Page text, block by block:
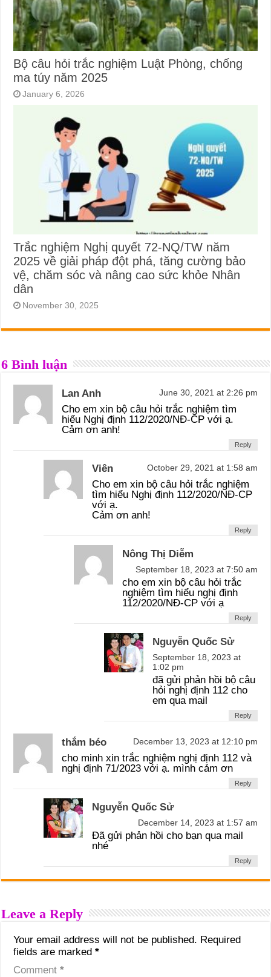
Bộ câu hỏi trắc nghiệm Luật Phòng, chống
ma túy năm 2025
January 6, 2026
Trắc nghiệm Nghị quyết 72-NQ/TW năm
2025 về giải pháp đột phá, tăng cường bảo
vệ, chăm sóc và nâng cao sức khỏe Nhân
dân
November 30, 2025
6 Bình luận
Lan Anh June 30, 2021 at 2:26 pm
Cho em xin bộ câu hỏi trắc nghiệm tìm
hiểu Nghị định 112/2020/NĐ-CP với ạ.
Cảm ơn anh!
Reply
Viên October 29, 2021 at 1:58 am
Cho em xin bộ câu hỏi trắc nghiệm
tìm hiểu Nghị định 112/2020/NĐ-CP
với ạ.
Cảm ơn anh!
Reply
Nông Thị Diễm
September 18, 2023 at 7:50 am
cho em xin bộ câu hỏi trắc
nghiệm tìm hiểu nghị định
112/2020/NĐ-CP với ạ
Reply
Nguyễn Quốc Sử
September 18, 2023 at
1:02 pm
đã gửi phản hồi bộ câu
hỏi nghị định 112 cho
em qua mail
Reply
thắm béo December 13, 2023 at 12:10 pm
cho minh xin trắc nghiệm nghị định 112 và
nghị định 71/2023 với ạ. mình cảm ơn
Reply
Nguyễn Quốc Sử
December 14, 2023 at 1:57 am
Đã gửi phản hồi cho bạn qua mail
nhé
Reply
Leave a Reply
Your email address will not be published. Required
fields are marked*
Comment*